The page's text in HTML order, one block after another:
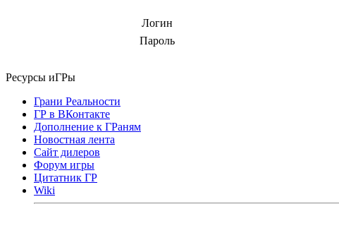
Логин
Пароль
Ресурсы иГРы
Грани Реальности
ГР в ВКонтакте
Дополнение к ГРаням
Новостная лента
Сайт дилеров
Форум игры
Цитатник ГР
Wiki